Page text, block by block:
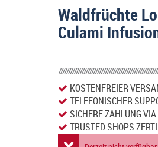
Waldfrüchte
Culami
KOSTENFREIER
TELEFONISCHER
SICHERE ZAHLUNG
TRUSTED SHOPS